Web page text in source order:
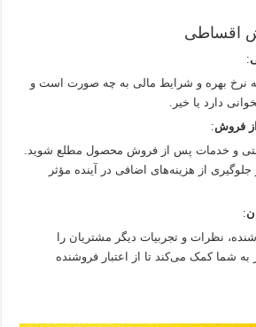
اقساطی
:
نرخ بهره و شرایط مالی به چه صورت است و
دارد یا خیر.
فروش:
و خدمات پس از فروش محصول مطلع شوید.
جلوگیری از هزینه‌های اضافی در آینده مؤثر
:
نظرات و تجربیات دیگر مشتریان را
به شما کمک می‌کند تا از اعتبار فروشنده